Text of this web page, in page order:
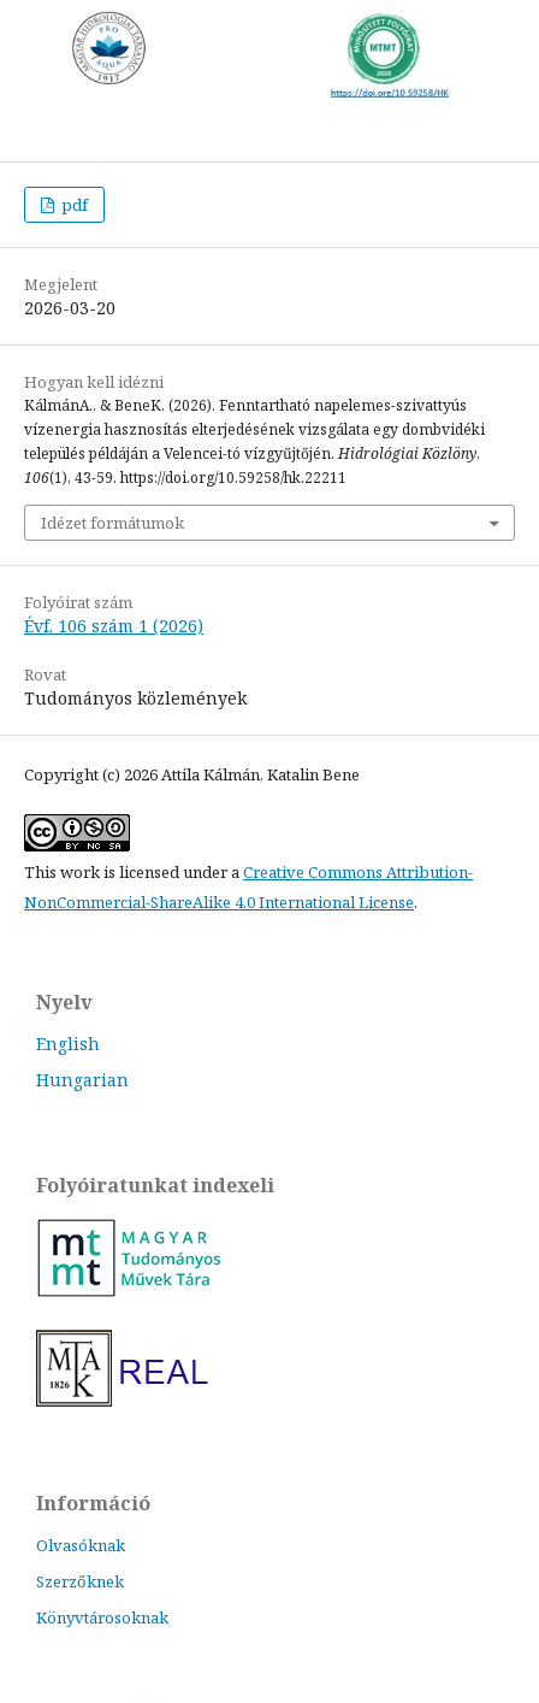
pdf
Megjelent
2026-03-20
Hogyan kell idézni
KálmánA., & BeneK. (2026). Fenntartható napelemes-szivattyús
vízenergia hasznosítás elterjedésének vizsgálata egy dombvidéki
település példáján a Velencei-tó vízgyűjtőjén.Hidrológiai Közlöny,
106(1), 43-59. https://doi.org/10.59258/hk.22211
Idézet formátumok
Folyóirat szám
Évf. 106 szám 1 (2026)
Rovat
Tudományos közlemények
Copyright (c) 2026 Attila Kálmán, Katalin Bene
This work is licensed under a Creative Commons Attribution-
NonCommercial-ShareAlike 4.0 International License.
Nyelv
English
Hungarian
Folyóiratunkat indexeli
Információ
Olvasóknak
Szerzőknek
Könyvtárosoknak